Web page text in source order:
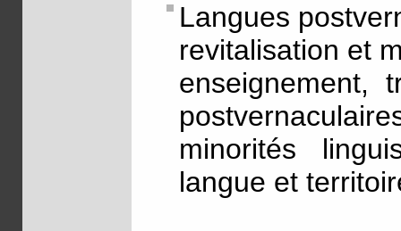
Langues
revitalisation et
enseignement,
minorités
langue et